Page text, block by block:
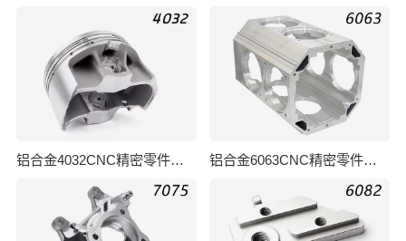
铝合金4032CNC精密零件加工 铝合金6063CNC精密零件加工